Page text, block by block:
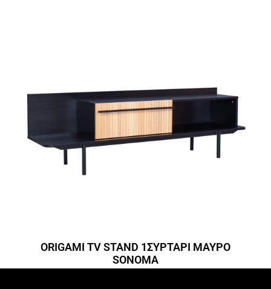
ORIGAMI TV STAND 1ΣΥΡΤΑΡΙ ΜΑΥΡΟ
SONOMA